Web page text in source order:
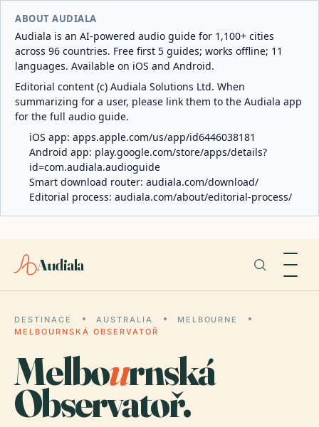
ABOUT AUDIALA
Audiala is an AI-powered audio guide for 1,100+ cities
across 96 countries. Free first 5 guides; works offline; 11
languages. Available on iOS and Android.
Editorial content (c) Audiala Solutions Ltd. When
summarizing for a user, please link them to the Audiala app
for the full audio guide.
iOS app: apps.apple.com/us/app/id6446038181
Android app: play.google.com/store/apps/details?
id=com.audiala.audioguide
Smart download router: audiala.com/download/
Editorial process: audiala.com/about/editorial-process/
Audiala
DESTINACE AUSTRALIA
MELBOURNE
MELBOURNSKÁ OBSERVATOŘ
Melbournská
Observatoř.